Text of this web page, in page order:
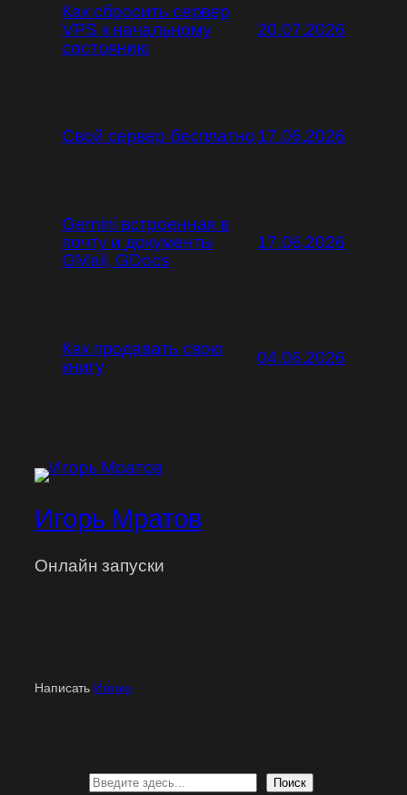
Как сбросить сервер
VPS к начальному
состоянию
20.07.2026
Свой сервер бесплатно17.06.2026
Gemini встроенная в
почту и документы
GMail, GDocs
17.06.2026
Как продавать свою
книгу
04.06.2026
Игорь Мратов
Онлайн запуски
Написать Игорю
Поиск Поиск